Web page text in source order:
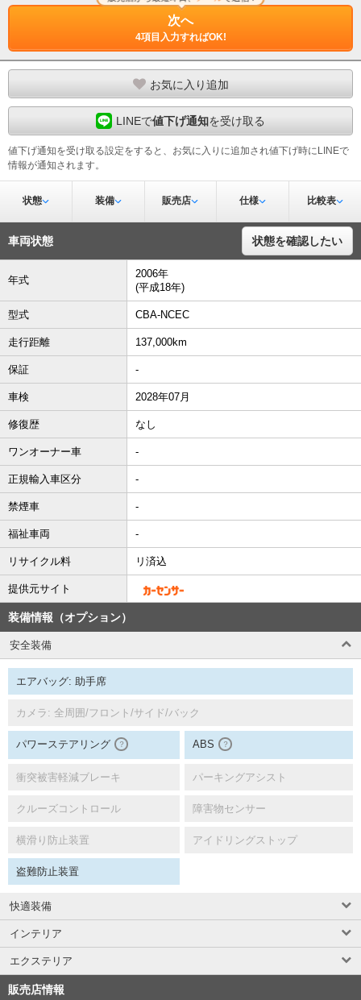
次へ
4項目入力すればOK!
お気に入り追加
LINEで値下げ通知を受け取る
値下げ通知を受け取る設定をすると、お気に入りに追加され値下げ時にLINEで
情報が通知されます。
状態 装備 販売店 仕様 比較表
車両状態 状態を確認したい
年式
2006年
(平成18年)
型式 CBA-NCEC
走行距離 137,000km
保証 -
車検 2028年07月
修復歴 なし
ワンオーナー車 -
正規輸入車区分 -
禁煙車 -
福祉車両 -
リサイクル料 リ済込
提供元サイト
装備情報（オプション）
安全装備
エアバッグ: 助手席
カメラ: 全周囲/フロント/サイド/バック
パワーステアリング ？ ABS ？
衝突被害軽減ブレーキ パーキングアシスト
クルーズコントロール 障害物センサー
横滑り防止装置 アイドリングストップ
盗難防止装置
快適装備
インテリア
エクステリア
販売店情報